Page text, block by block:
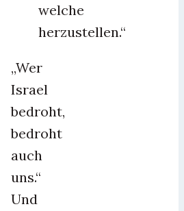
welche
herzustellen.“
„Wer
Israel
bedroht,
bedroht
auch
uns.“
Und